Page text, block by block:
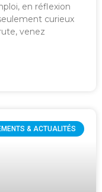
en réflexion
curieux
venez
& ACTUALITÉS